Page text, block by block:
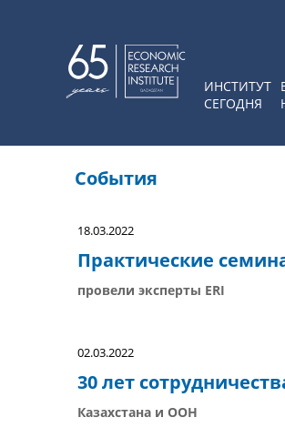
ИНСТИТУТ
СЕГОДНЯ
События
18.03.2022
Практические
провели эксперты ERI
02.03.2022
30 лет
Казахстана и ООН